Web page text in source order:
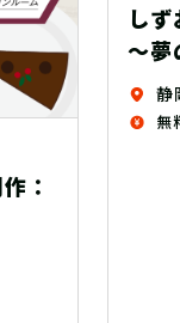
トレ
ト
せ！